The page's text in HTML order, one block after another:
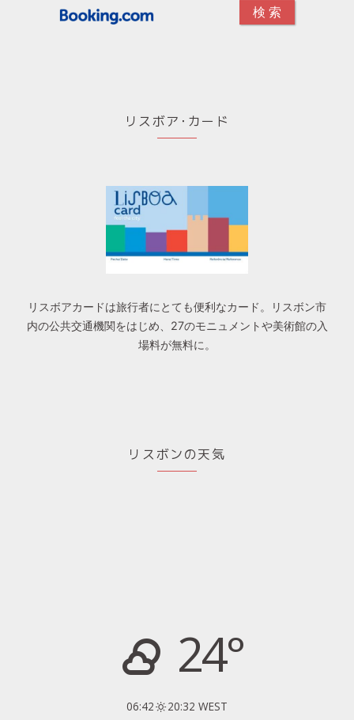
リスボア･カード
リスボアカードは旅行者にとても便利なカード。リスボン市
内の公共交通機関をはじめ、27のモニュメントや美術館の入
場料が無料に。
リスボンの天気
24°
06:42 20:32 WEST